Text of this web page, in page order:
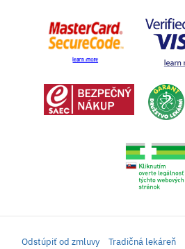
Odstúpiť od zmluvy Tradičná lekáreň